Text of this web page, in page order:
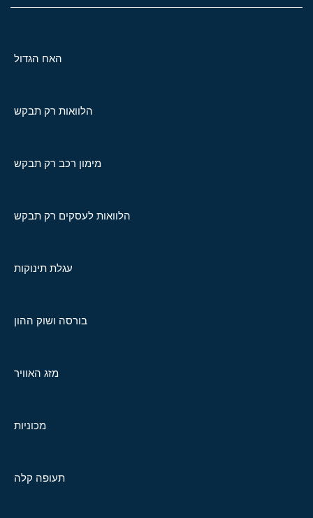
האח הגדול
הלוואות רק תבקש
מימון רכב רק תבקש
הלוואות לעסקים רק תבקש
עגלת תינוקות
בורסה ושוק ההון
מזג האוויר
מכוניות
תעופה קלה